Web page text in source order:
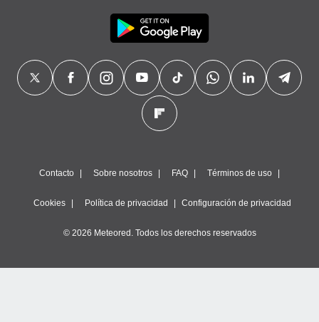
Contacto Sobre nosotros FAQ Términos de uso
Cookies Política de privacidad Configuración de privacidad
© 2026 Meteored. Todos los derechos reservados